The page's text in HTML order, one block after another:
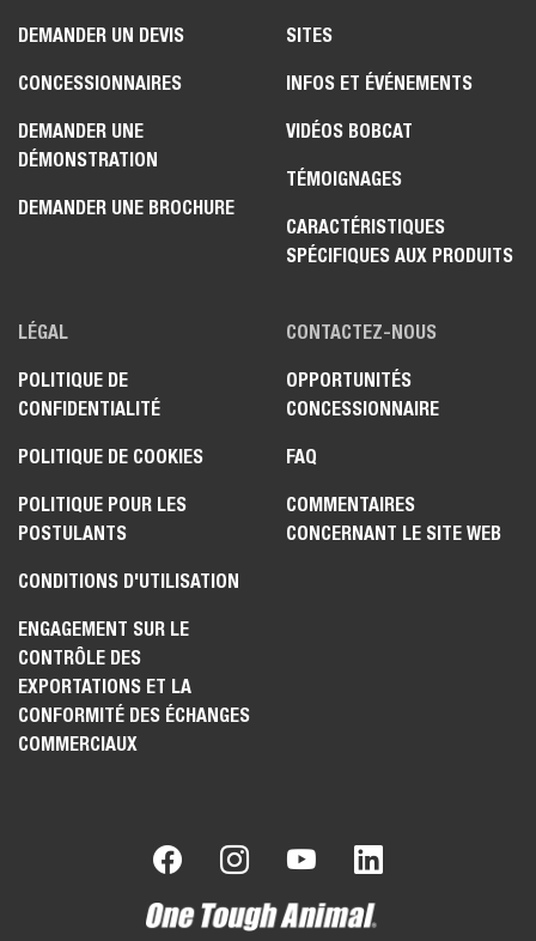
DEMANDER UN DEVIS
CONCESSIONNAIRES
DEMANDER UNE
DÉMONSTRATION
DEMANDER UNE BROCHURE
SITES
INFOS ET ÉVÉNEMENTS
VIDÉOS BOBCAT
TÉMOIGNAGES
CARACTÉRISTIQUES
SPÉCIFIQUES AUX PRODUITS
LÉGAL
POLITIQUE DE
CONFIDENTIALITÉ
POLITIQUE DE COOKIES
POLITIQUE POUR LES
POSTULANTS
CONDITIONS D'UTILISATION
ENGAGEMENT SUR LE
CONTRÔLE DES
EXPORTATIONS ET LA
CONFORMITÉ DES ÉCHANGES
COMMERCIAUX
CONTACTEZ-NOUS
OPPORTUNITÉS
CONCESSIONNAIRE
FAQ
COMMENTAIRES
CONCERNANT LE SITE WEB